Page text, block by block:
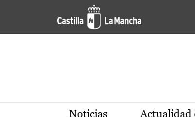
Pasar al contenido principal
Actualidad de la región
Noticias Actualidad